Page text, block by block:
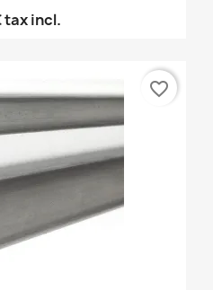
tax incl.
favorite_border